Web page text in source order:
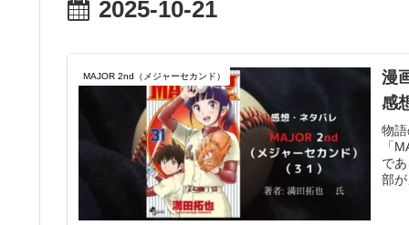
2025-10-21
MAJOR 2nd（メジャーセカンド）
漫
感
物
「
で
部